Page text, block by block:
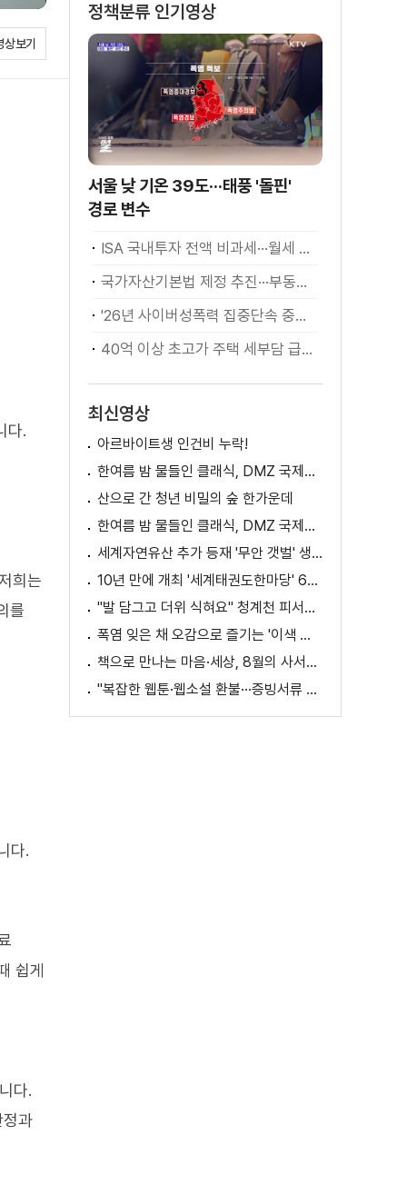
보기
다.
희는
를
다.
쉽게
다.
과
정책분류 인기영상
서울 낮 기온 39도···태풍 '돌핀'
경로 변수
ISA 국내투자 전액 비과세···월세 세액공제 확대
국가자산기본법 제정 추진···부동산·주식 등 통합 관리
'26년 사이버성폭력 집중단속 중간성과 발표···향후 추진계획은?
40억 이상 초고가 주택 세부담 급증···실수요자 보호 강화
최신영상
아르바이트생 인건비 누락!
한여름 밤 물들인 클래식, DMZ 국제음악제 성황
산으로 간 청년 비밀의 숲 한가운데
한여름 밤 물들인 클래식, DMZ 국제음악제 성황
세계자연유산 추가 등재 '무안 갯벌' 생태 체험
10년 만에 개최 '세계태권도한마당' 61개국 참가
"발 담그고 더위 식혀요" 청계천 피서지로 인기
폭염 잊은 채 오감으로 즐기는 '이색 독서' 인기
책으로 만나는 마음·세상, 8월의 사서추천도서
"복잡한 웹툰·웹소설 환불···증빙서류 요구까지"